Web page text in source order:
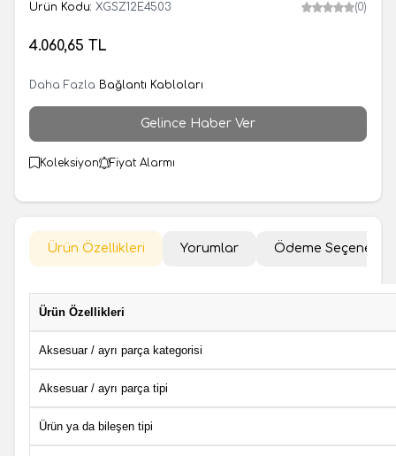
Ürün Kodu: XGSZ12E4503 (0)
4.060,65 TL
Daha Fazla Bağlantı Kabloları
Gelince Haber Ver
Koleksiyon Fiyat Alarmı
Ürün Özellikleri Yorumlar Ödeme
Ürün Özellikleri
Aksesuar / ayrı parça kategorisi
Aksesuar / ayrı parça tipi
Ürün ya da bileşen tipi